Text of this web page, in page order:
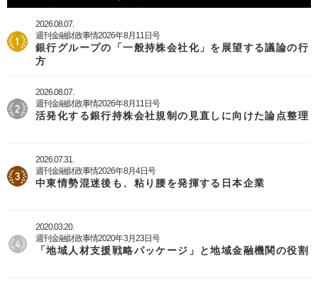
2026.08.07.
週刊金融財政事情2026年8月11日号
銀行グループの「一般持株会社化」を展望する議論の行
方
2026.08.07.
週刊金融財政事情2026年8月11日号
活発化する銀行持株会社規制の見直しに向けた論点整理
2026.07.31.
週刊金融財政事情2026年8月4日号
中東情勢混迷後も、粘り腰を発揮する日本企業
2020.03.20.
週刊金融財政事情2020年3月23日号
「地域人材支援戦略パッケージ」と地域金融機関の役割